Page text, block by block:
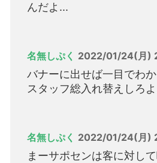
んだよ...
名無しぷく 2022/01/24(月)
バナーに出せば一目でわ
スタッフ総入れ替えしろよ
名無しぷく 2022/01/24(月)
まーサポセンは客に対し